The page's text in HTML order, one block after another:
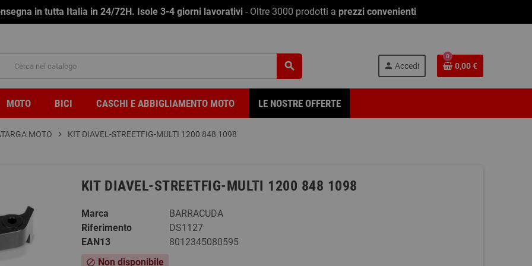
in tutta Italia in 24/72H. Isole 3-4 giorni lavorativi - Oltre 3000 prodotti a prezzi convenienti
search person Accedi
0
0,00 €
MOTO BICI CASCHI E ABBIGLIAMENTO MOTO LE NOSTRE OFFERTE
MOTO chevron_right KIT DIAVEL-STREETFIG-MULTI 1200 848 1098
KIT DIAVEL-STREETFIG-MULTI 1200 848 1098
Marca
BARRACUDA
Riferimento
DS1127
EAN13
8012345080595
block Non disponibile